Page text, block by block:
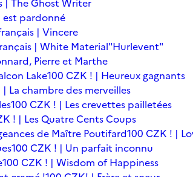
| The Ghost Writer
est pardonné
| Vincere
| White Material"Hurlevent"
Pierre et Marthe
Lake100 CZK ! | Heureux gagnants
| La chambre des merveilles
100 CZK ! | Les crevettes pailletées
! | Les Quatre Cents Coups
de Maître Poutifard100 CZK ! |
100 CZK ! | Un parfait inconnu
100 CZK ! | Wisdom of Happiness